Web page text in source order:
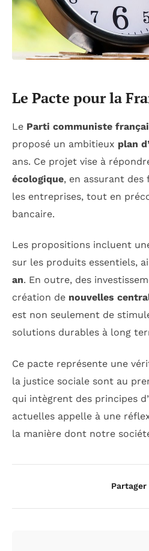
Le Pacte pour la
Le Parti communiste
proposé un ambitieux plan
ans. Ce projet vise à
écologique, en assurant
les entreprises, tout en
bancaire.
Les propositions incluent
sur les produits essentiels,
an. En outre, des
création de nouvelles
est non seulement de
solutions durables à long
Ce pacte représente une
la justice sociale sont au
qui intègrent des principes d’
actuelles appelle à une
la manière dont notre
Partager